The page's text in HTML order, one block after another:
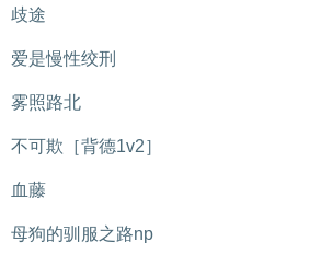
歧途
爱是慢性绞刑
雾照路北
不可欺［背德1v2］
血藤
母狗的驯服之路np